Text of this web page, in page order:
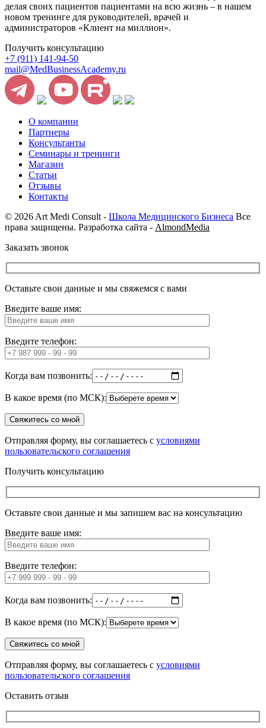
делая своих пациентов пациентами на всю жизнь – в нашем
новом тренинге для руководителей, врачей и
администраторов «Клиент на миллион».
Получить консультацию
+7 (911) 141-94-50
mail@MedBusinessAcademy.ru
О компании
Партнеры
Консультанты
Семинары и тренинги
Магазин
Статьи
Отзывы
Контакты
© 2026 Art Medi Consult - Школа Медицинского Бизнеса Все
права защищены. Разработка сайта - AlmondMedia
Заказать звонок
Оставьте свои данные и мы свяжемся с вами
Введите ваше имя:
Введите телефон:
Когда вам позвонить:
В какое время (по МСК):
Отправляя форму, вы соглашаетесь с условиями
пользовательского соглашения
Получить консультацию
Оставьте свои данные и мы запишем вас на консультацию
Введите ваше имя:
Введите телефон:
Когда вам позвонить:
В какое время (по МСК):
Отправляя форму, вы соглашаетесь с условиями
пользовательского соглашения
Оставить отзыв